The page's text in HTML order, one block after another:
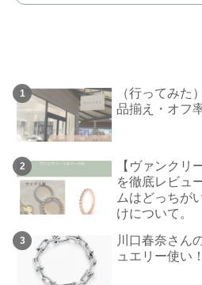
（行ってみた
品揃え・オフ
【ヴァンクリ
を徹底レビュ
ムはどっちが
けについて。
川口春奈さん
ュエリー使い！